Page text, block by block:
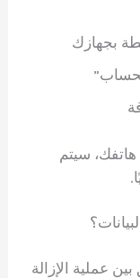
بجهازك
سيتم
عملية الإزالة